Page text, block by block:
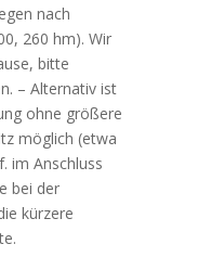
nach
260 hm). Wir
bitte
– Alternativ ist
ohne größere
möglich (etwa
im Anschluss
bei der
kürzere